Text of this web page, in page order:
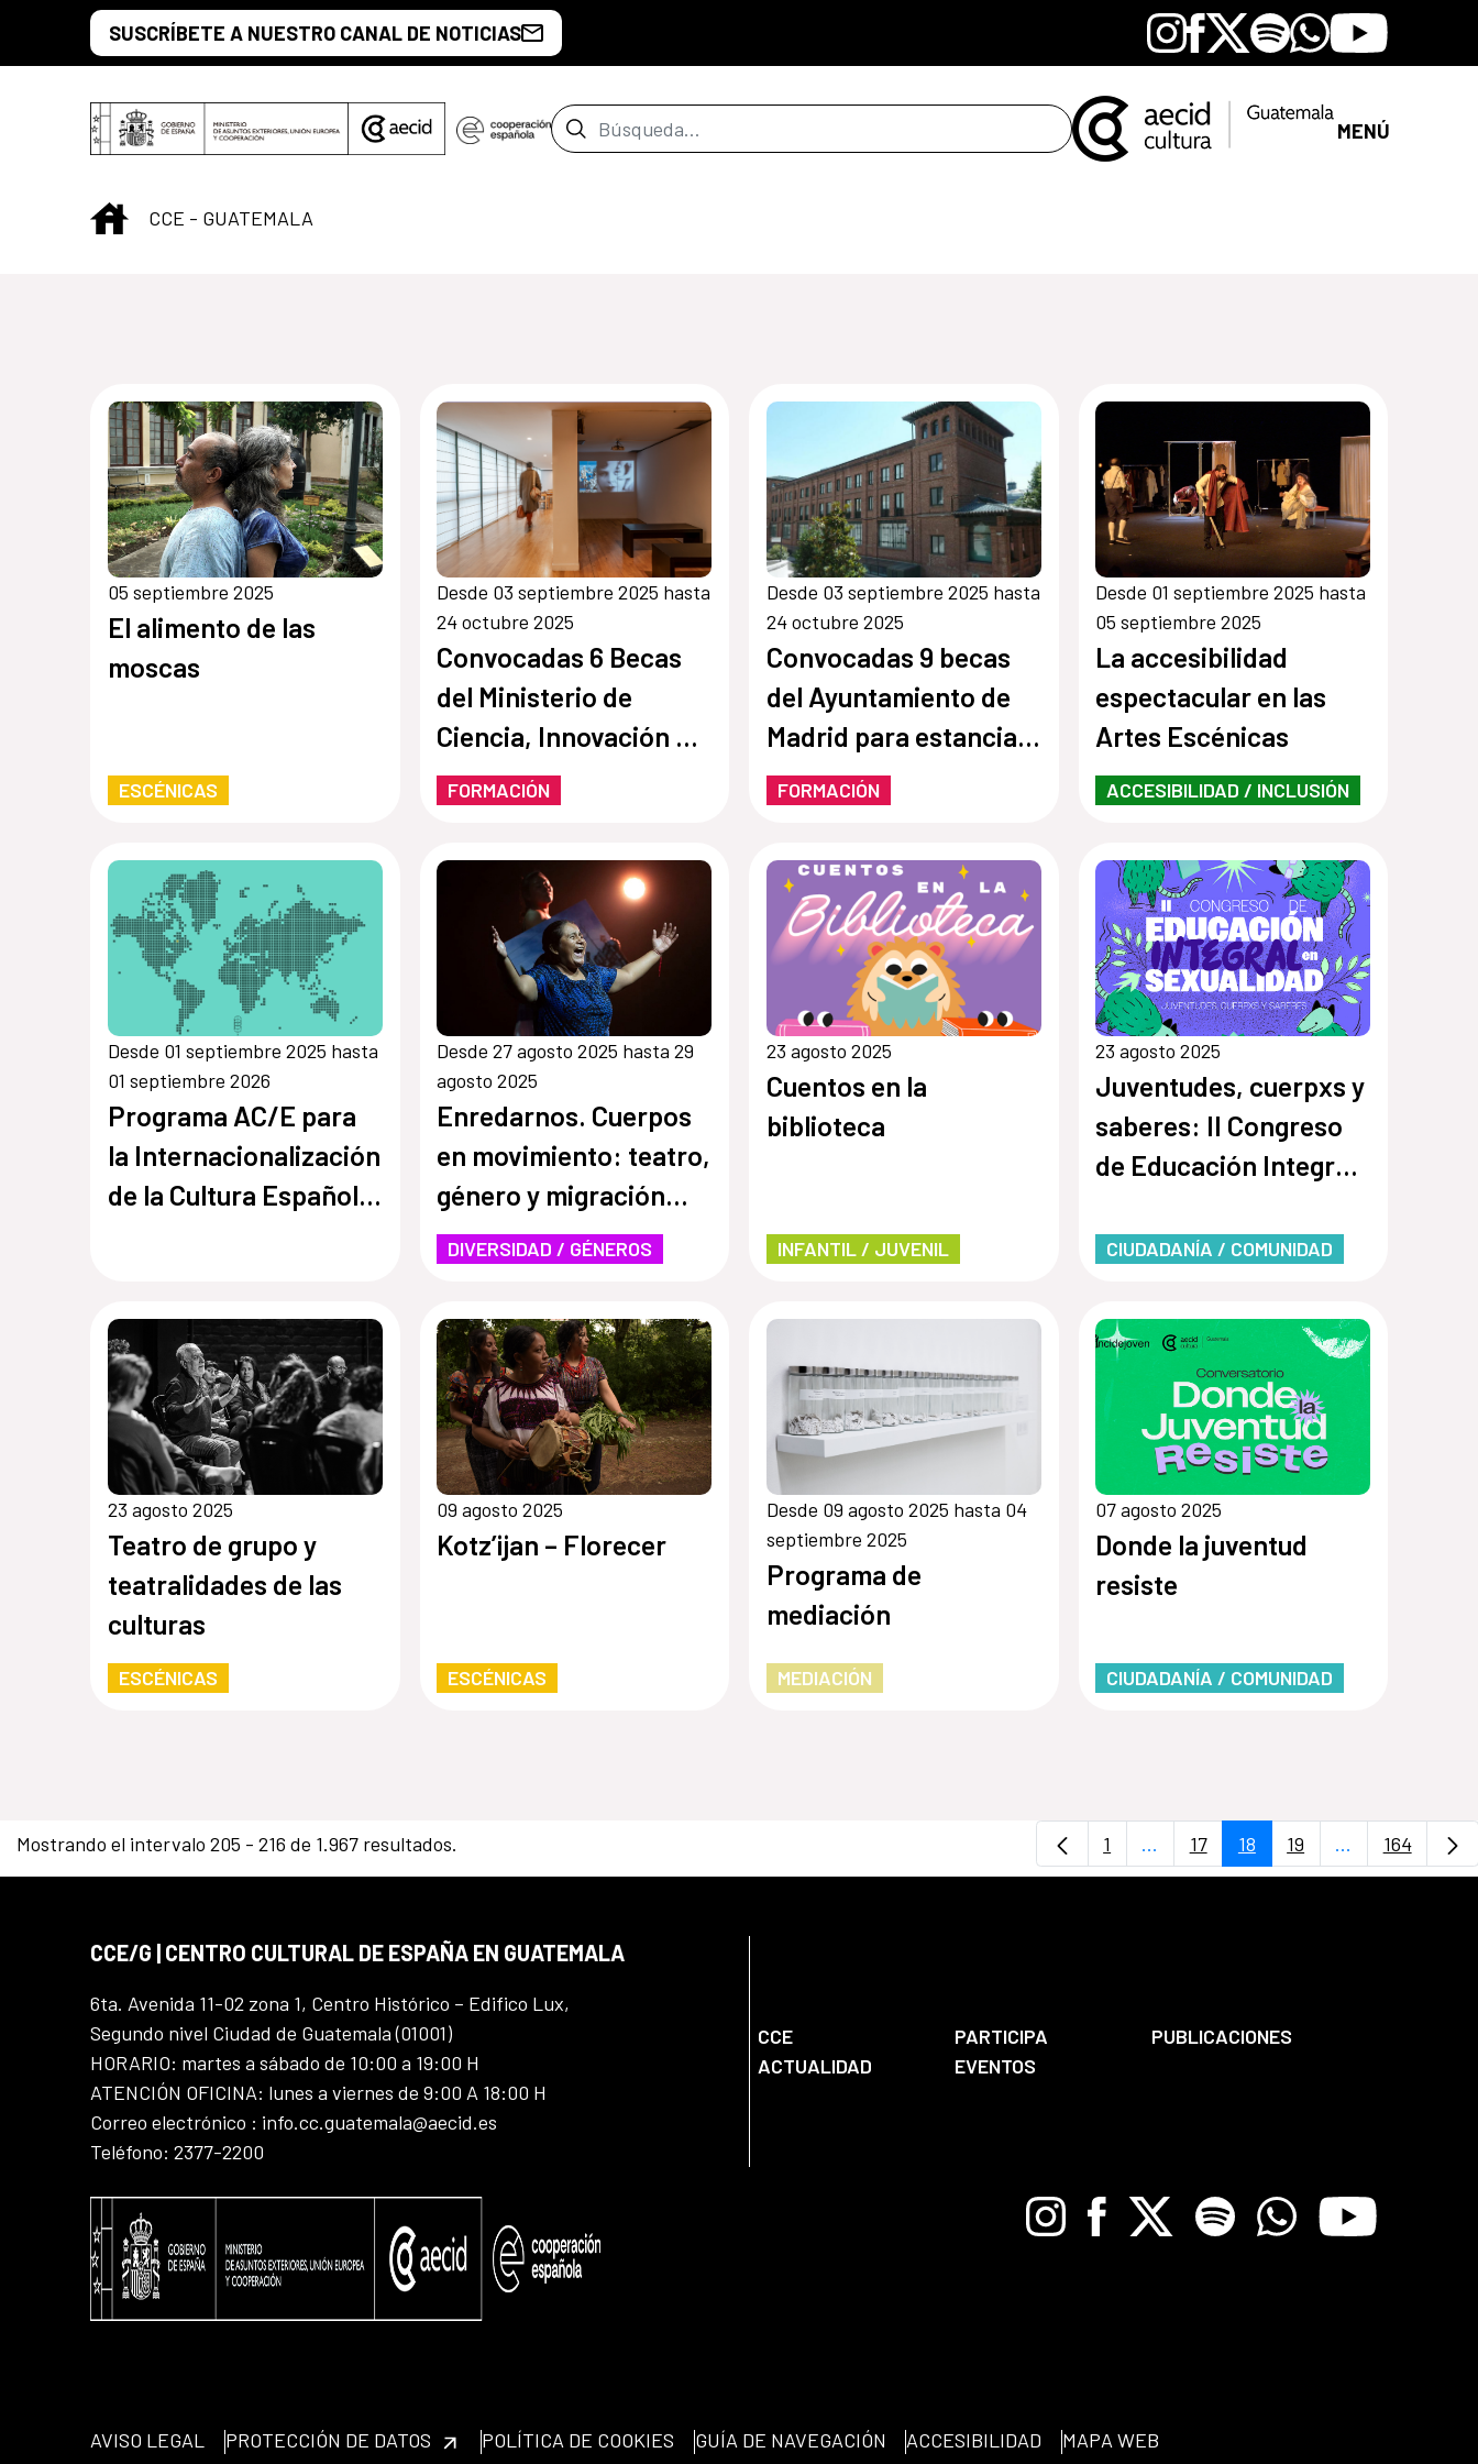
Saltar al contenido principal
SUSCRÍBETE A NUESTRO CANAL DE NOTICIAS Instagram
Facebook
X SpotifyWhatsapp
Youtube
Barra de búsqueda MENÚ
INICIO
CCE - GUATEMALA
05 septiembre 2025
El alimento de las
moscas
ESCÉNICAS
Desde 03 septiembre 2025 hasta
24 octubre 2025
Convocadas 6 Becas
del Ministerio de
Ciencia, Innovación y
Universidades en la
Residencia de
Estudiantes
FORMACIÓN
Desde 03 septiembre 2025 hasta
24 octubre 2025
Convocadas 9 becas
del Ayuntamiento de
Madrid para estancia
en la Residencia de
Estudiantes
FORMACIÓN
Desde 01 septiembre 2025 hasta
05 septiembre 2025
La accesibilidad
espectacular en las
Artes Escénicas
ACCESIBILIDAD / INCLUSIÓN
Desde 01 septiembre 2025 hasta
01 septiembre 2026
Programa AC/E para
la Internacionalización
de la Cultura Española
Desde 27 agosto 2025 hasta 29
agosto 2025
Enredarnos. Cuerpos
en movimiento: teatro,
género y migración
(Copiar)
DIVERSIDAD / GÉNEROS
23 agosto 2025
Cuentos en la
biblioteca
INFANTIL / JUVENIL
23 agosto 2025
Juventudes, cuerpxs y
saberes: II Congreso
de Educación Integral
CIUDADANÍA / COMUNIDAD
23 agosto 2025
Teatro de grupo y
teatralidades de las
culturas
ESCÉNICAS
09 agosto 2025
Kotz’ijan – Florecer
ESCÉNICAS
Desde 09 agosto 2025 hasta 04
septiembre 2025
Programa de
mediación
MEDIACIÓN
07 agosto 2025
Donde la juventud
resiste
CIUDADANÍA / COMUNIDAD
Mostrando el intervalo 205 - 216 de 1.967 resultados. Página
1 ...Páginas intermedias Use TAB para
Página
17 Página
18 Página
19 ...PáginasPágina
164
CCE/G | CENTRO CULTURAL DE ESPAÑA EN GUATEMALA
6ta. Avenida 11-02 zona 1, Centro Histórico – Edifico Lux,
Segundo nivel Ciudad de Guatemala (01001)
HORARIO: martes a sábado de 10:00 a 19:00 H
ATENCIÓN OFICINA: lunes a viernes de 9:00 A 18:00 H
Correo electrónico : info.cc.guatemala@aecid.es
Teléfono: 2377-2200
CCE PARTICIPA
PUBLICACIONES
ACTUALIDAD
EVENTOS
InstagramFacebook
X Spotify WhatsappYoutube
AVISO LEGAL PROTECCIÓN DE DATOS POLÍTICA DE COOKIES GUÍA DE NAVEGACIÓN ACCESIBILIDAD MAPA WEB